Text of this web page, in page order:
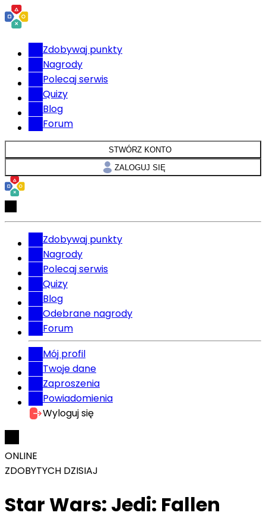
Zdobywaj punkty
Nagrody
Polecaj serwis
Quizy
Blog
Forum
STWÓRZ KONTO
ZALOGUJ SIĘ
Zdobywaj punkty
Nagrody
Polecaj serwis
Quizy
Blog
Odebrane nagrody
Forum
Mój profil
Twoje dane
Zaproszenia
Powiadomienia
Wyloguj się
ONLINE
ZDOBYTYCH DZISIAJ
Star Wars: Jedi: Fallen